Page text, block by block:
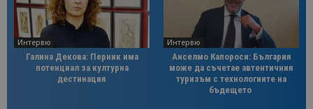
Интервю
Галина Декова: Перник има
потенциал за културна
дестинация
Интервю
Анселмо Капороси: България
може да съчетае автентичния
туризъм с технологиите на
бъдещето